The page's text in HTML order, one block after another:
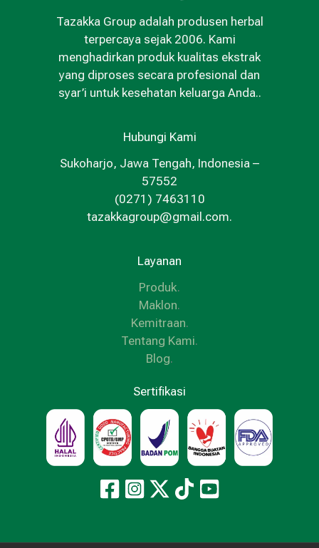
Tazakka Group adalah produsen herbal
terpercaya sejak 2006. Kami
menghadirkan produk kualitas ekstrak
yang diproses secara profesional dan
syar’i untuk kesehatan keluarga Anda..
Hubungi Kami
Sukoharjo, Jawa Tengah, Indonesia –
57552
(0271) 7463110
tazakkagroup@gmail.com.
Layanan
Produk.
Maklon.
Kemitraan.
Tentang Kami.
Blog.
Sertifikasi